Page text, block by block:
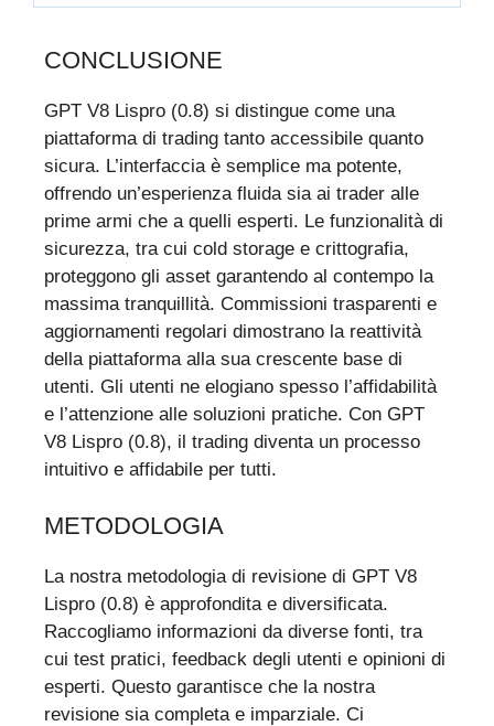
CONCLUSIONE
GPT V8 Lispro (0.8) si distingue come una
piattaforma di trading tanto accessibile quanto
sicura. L’interfaccia è semplice ma potente,
offrendo un’esperienza fluida sia ai trader alle
prime armi che a quelli esperti. Le funzionalità di
sicurezza, tra cui cold storage e crittografia,
proteggono gli asset garantendo al contempo la
massima tranquillità. Commissioni trasparenti e
aggiornamenti regolari dimostrano la reattività
della piattaforma alla sua crescente base di
utenti. Gli utenti ne elogiano spesso l’affidabilità
e l’attenzione alle soluzioni pratiche. Con GPT
V8 Lispro (0.8), il trading diventa un processo
intuitivo e affidabile per tutti.
METODOLOGIA
La nostra metodologia di revisione di GPT V8
Lispro (0.8) è approfondita e diversificata.
Raccogliamo informazioni da diverse fonti, tra
cui test pratici, feedback degli utenti e opinioni di
esperti. Questo garantisce che la nostra
revisione sia completa e imparziale. Ci